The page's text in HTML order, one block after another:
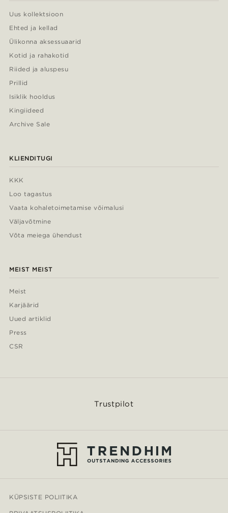
Uus kollektsioon
Ehted ja kellad
Ülikonna aksessuaarid
Kotid ja rahakotid
Riided ja aluspesu
Prillid
Isiklik hooldus
Kingiideed
Archive Sale
KLIENDITUGI
KKK
Loo tagastus
Vaata kohaletoimetamise võimalusi
Väljavõtmine
Võta meiega ühendust
MEIST MEIST
Meist
Karjäärid
Uued artiklid
Press
CSR
Trustpilot
KÜPSISTE POLIITIKA